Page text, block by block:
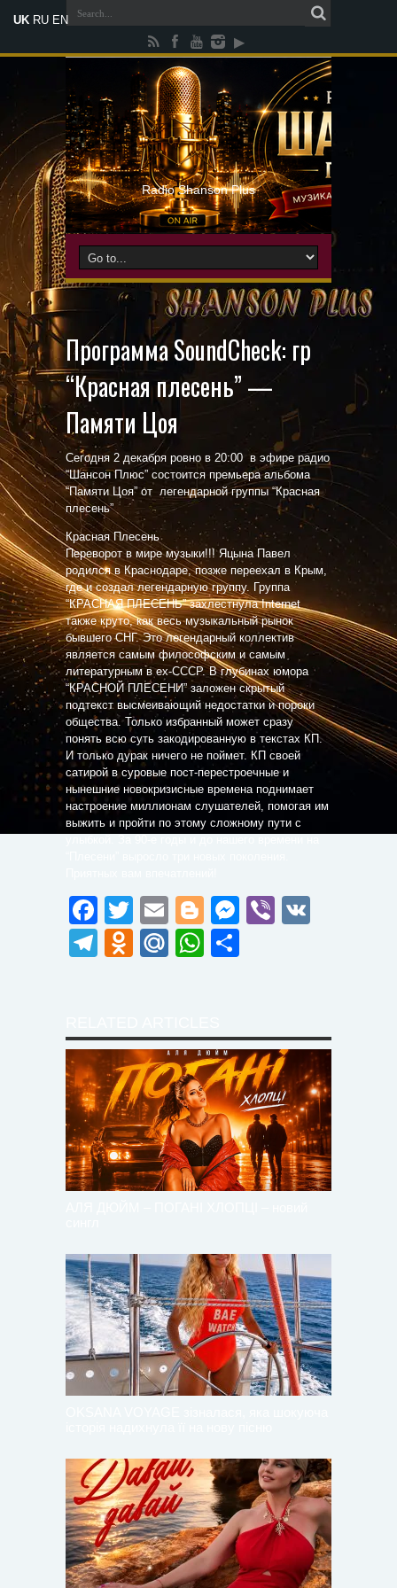
Radio Shanson Plus
Программа SoundСheck: гр
“Красная плесень” —
Памяти Цоя
Сегодня 2 декабря ровно в 20:00 в эфире радио
“Шансон Плюс” состоится премьера альбома
“Памяти Цоя” от легендарной группы “Красная
плесень”
Красная Плесень
Переворот в мире музыки!!! Яцына Павел
родился в Краснодаре, позже переехал в Крым,
где и создал легендарную группу. Группа
“КРАСНАЯ ПЛЕСЕНЬ” захлестнула Internet
также круто, как весь музыкальный рынок
бывшего СНГ. Это легендарный коллектив
является самым философским и самым
литературным в ex-СССР. В глубинах юмора
“КРАСНОЙ ПЛЕСЕНИ” заложен скрытый
подтекст высмеивающий недостатки и пороки
общества. Только избранный может сразу
понять всю суть закодированную в текстах КП.
И только дурак ничего не поймет. КП своей
сатирой в суровые пост-перестроечные и
нынешние новокризисные времена поднимает
настроение миллионам слушателей, помогая им
выжить и пройти по этому сложному пути с
Facebook
Twitter
EmailBlogger
Messenger
Viber
Telegram
Odnoklassniki
Mail.RuWhatsApp
UK RU EN